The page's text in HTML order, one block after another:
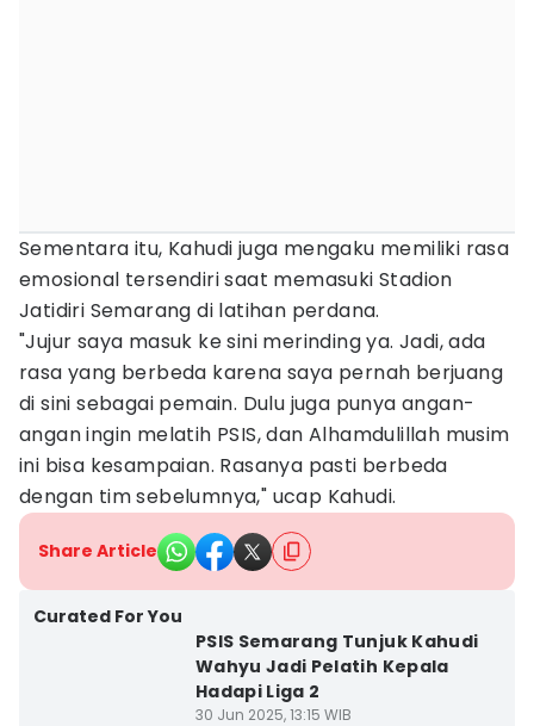
Sementara itu, Kahudi juga mengaku memiliki rasa
emosional tersendiri saat memasuki Stadion
Jatidiri Semarang di latihan perdana.
"Jujur saya masuk ke sini merinding ya. Jadi, ada
rasa yang berbeda karena saya pernah berjuang
di sini sebagai pemain. Dulu juga punya angan-
angan ingin melatih PSIS, dan Alhamdulillah musim
ini bisa kesampaian. Rasanya pasti berbeda
dengan tim sebelumnya," ucap Kahudi.
Share Article
Curated For You
PSIS Semarang Tunjuk Kahudi
Wahyu Jadi Pelatih Kepala
Hadapi Liga 2
30 Jun 2025, 13:15 WIB